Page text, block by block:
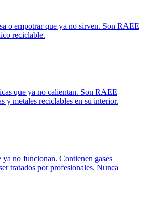
o empotrar que ya no sirven. Son RAEE
reciclable.
que ya no calientan. Son RAEE
y metales reciclables en su interior.
ya no funcionan. Contienen gases
tratados por profesionales. Nunca